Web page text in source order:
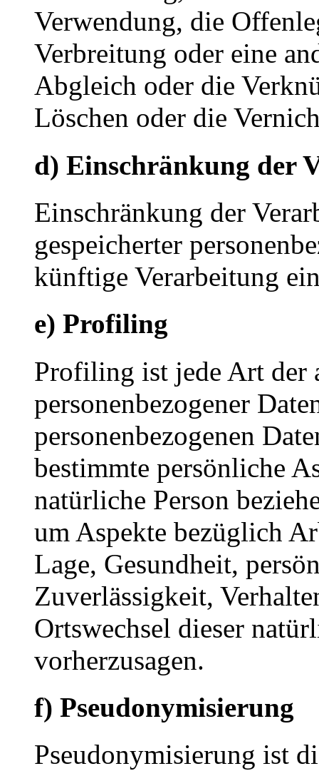
Verwendung, die
Verbreitung oder eine
Abgleich oder die
Löschen oder die
d) Einschränkung der
Einschränkung der
gespeicherter
künftige Verarbeitung
e) Profiling
Profiling ist jede Art der
personenbezogener
personenbezogenen
bestimmte persönliche
natürliche Person
um Aspekte bezüglich
Lage, Gesundheit,
Zuverlässigkeit,
Ortswechsel dieser
vorherzusagen.
f) Pseudonymisierung
Pseudonymisierung ist